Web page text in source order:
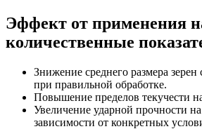
Эффект от применения
количественные
Знижение среднего размера
при правильной обработке.
Повышение пределов текучести
Увеличение ударной прочности
зависимости от конкретных